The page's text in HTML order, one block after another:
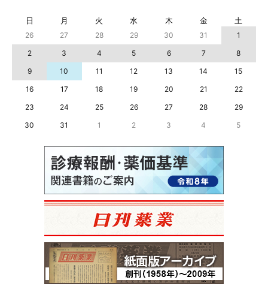
日 月 火 水 木 金 土
26 27 28 29 30 31
1
2
3 4 5 6 7
8
9
10 11 12 13 14
15
16
17 18 19 20 21
22
23
24 25 26 27 28
29
30
31 1 2 3 4 5